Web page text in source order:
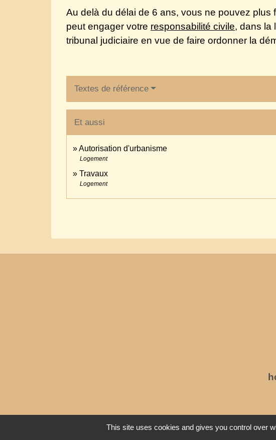
Au delà du délai de 6 ans, vous ne pouvez
peut engager votre responsabilité civile, dans la
tribunal judiciaire en vue de faire ordonner la
Textes de référence
Et aussi
Autorisation d'urbanisme
Logement
Travaux
Logement
This site uses cookies and gives you control over